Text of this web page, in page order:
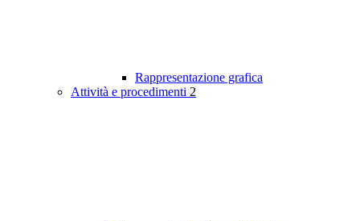
Rappresentazione grafica
Attività e procedimenti 2